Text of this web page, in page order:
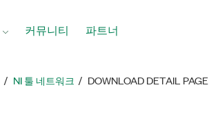
커뮤니티 파트너
NI 툴 네트워크 DOWNLOAD DETAIL PAGE